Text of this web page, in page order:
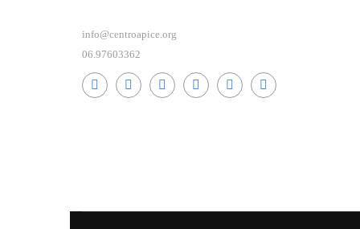
info@centroapice.org
06.97603362